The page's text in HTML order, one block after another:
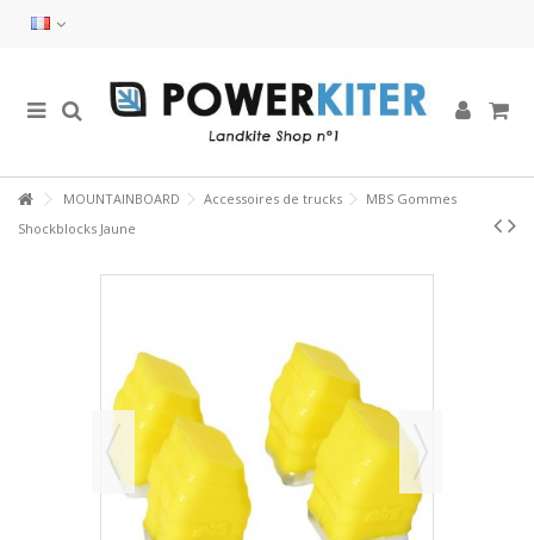
MOUNTAINBOARD Accessoires de trucks
MBS Gommes
Shockblocks Jaune